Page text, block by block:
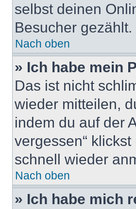
selbst deinen
Besucher gezählt.
Nach oben
» Ich habe mein
Das ist nicht
wieder mitteilen,
indem du auf der
vergessen“
schnell wieder
Nach oben
» Ich habe mich